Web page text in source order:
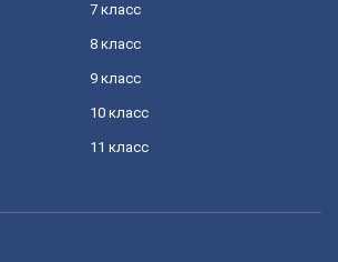
7 класс
8 класс
9 класс
10 класс
11 класс